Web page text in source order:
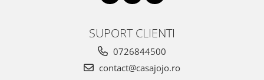
SUPORT CLIENTI
0726844500
contact@casajojo.ro